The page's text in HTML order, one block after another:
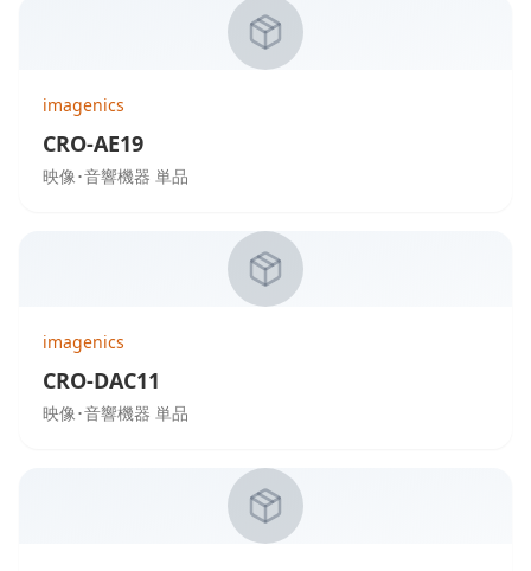
imagenics
CRO-AE19
映像･音響機器 単品
imagenics
CRO-DAC11
映像･音響機器 単品